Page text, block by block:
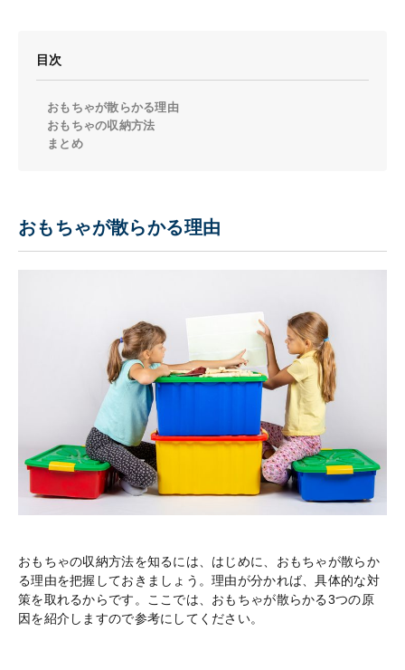
目次
おもちゃが散らかる理由
おもちゃの収納方法
まとめ
おもちゃが散らかる理由
おもちゃの収納方法を知るには、はじめに、おもちゃが散らか
る理由を把握しておきましょう。理由が分かれば、具体的な対
策を取れるからです。ここでは、おもちゃが散らかる3つの原
因を紹介しますので参考にしてください。